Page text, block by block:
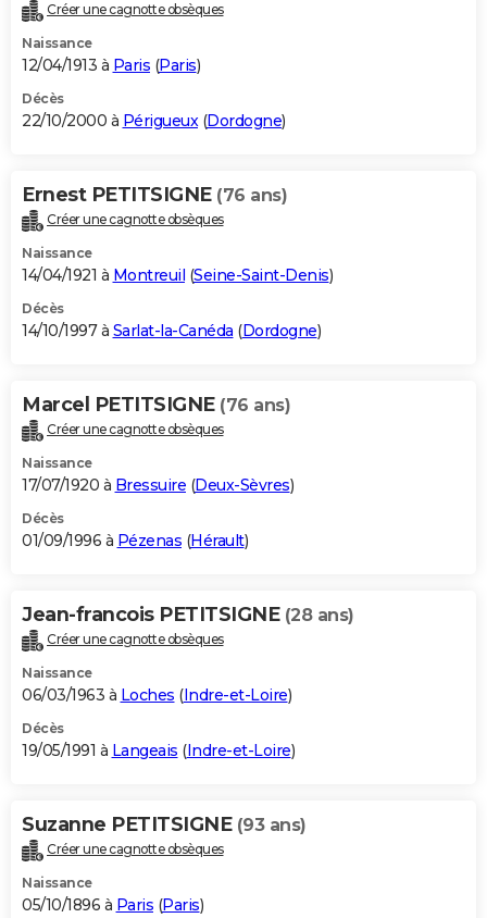
Créer une cagnotte obsèques
Naissance
12/04/1913 à Paris (Paris)
Décès
22/10/2000 à Périgueux(Dordogne)
Ernest PETITSIGNE (76 ans)
Créer une cagnotte obsèques
Naissance
14/04/1921 à Montreuil (Seine-Saint-Denis)
Décès
14/10/1997 à Sarlat-la-Canéda (Dordogne)
Marcel PETITSIGNE (76 ans)
Créer une cagnotte obsèques
Naissance
17/07/1920 à Bressuire (Deux-Sèvres)
Décès
01/09/1996 à Pézenas (Hérault)
Jean-francois PETITSIGNE (28 ans)
Créer une cagnotte obsèques
Naissance
06/03/1963 à Loches (Indre-et-Loire)
Décès
19/05/1991 à Langeais (Indre-et-Loire)
Suzanne PETITSIGNE (93 ans)
Créer une cagnotte obsèques
Naissance
05/10/1896 à Paris (Paris)